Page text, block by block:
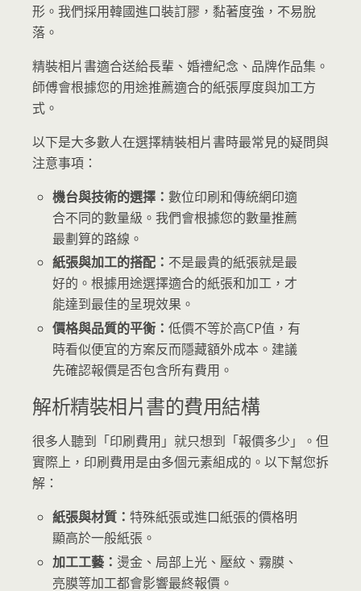
形。我們採用韓國進口裝訂膠，黏著度強，不易脫
落。
精裝相片書適合送給長輩、婚禮紀念、品牌作品集。
師傅會根據您的用途推薦適合的紙張厚度與加工方
式。
以下是大多數人在選擇精裝相片書時最常見的疑問與
注意事項：
機台與技術的選擇：數位印刷和傳統網印適
合不同的數量級。我們會根據您的數量推薦
最劃算的路線。
紙張與加工的搭配： 不是最貴的紙張就是最
好的。根據用途選擇適合的紙張和加工，才
能達到最佳的呈現效果。
價格與品質的平衡：低價不等於高CP值，有
時看似便宜的方案反而隱藏額外成本。建議
先確認報價是否包含所有費用。
解析精裝相片書的費用結構
很多人聽到「印刷費用」就只想到「報價多少」。但
實際上，印刷費用是由多個元素組成的。以下幫您拆
解：
紙張與材質：特殊紙張或進口紙張的價格明
顯高於一般紙張。
加工工藝： 燙金、局部上光、壓紋、霧膜、
亮膜等加工都會影響最終報價。